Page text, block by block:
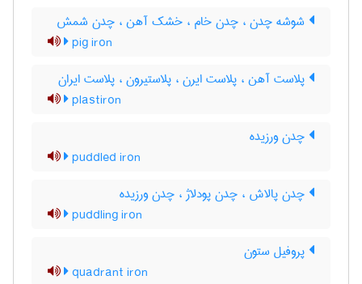
شوشه چدن ، چدن خام ، خشک آهن ، چدن شمش
pig iron
پلاست آهن ، پلاست ایرن ، پلاستیرون ، پلاست ایران
plastiron
چدن ورزیده
puddled iron
چدن پالاش ، چدن پودلاژ ، چدن ورزیده
puddling iron
پروفیل ستون
quadrant iron